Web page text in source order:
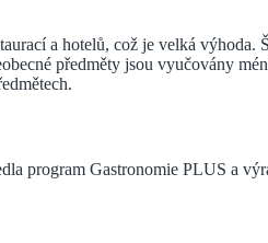
a hotelů, což je velká
předměty jsou vyučovány
program Gastronomie PLUS a